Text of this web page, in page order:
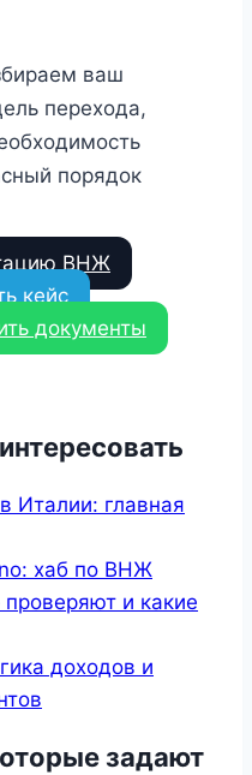
ваш
перехода,
порядок
ВНЖ
кейс
документы
Италии: главная
хаб по ВНЖ
и какие
доходов и
задают